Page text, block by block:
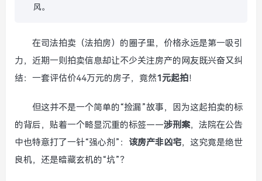
风。
在司法拍卖（法拍房）的圈子里，价格永远是第一吸引
力，近期一则拍卖信息却让不少关注房产的网友既兴奋又纠
结：一套评估价44万元的房子，竟然1元起拍！
但这并不是一个简单的“捡漏”故事，因为这起拍卖的标
的背后，贴着一个略显沉重的标签——涉刑案，法院在公告
中也特意打了一针“强心剂”： 该房产非凶宅，这究竟是绝世
良机，还是暗藏玄机的“坑”？